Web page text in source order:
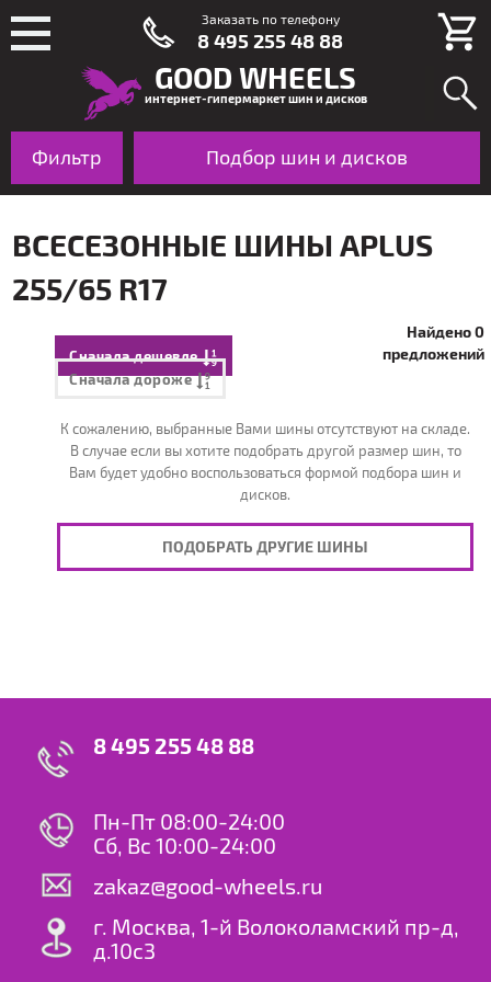
GOOD WHEELS
интернет-гипермаркет шин и дисков
Подбор шин и дисков
Фильтр Шины Диски По авто
ВСЕСЕЗОННЫЕ ШИНЫ APLUS
255/65 R17
Сначала дешевле
Сначала дороже
Найдено 0
предложений
К сожалению, выбранные Вами шины отсутствуют на складе.
В случае если вы хотите подобрать другой размер шин, то
Вам будет удобно воспользоваться формой подбора шин и
дисков.
ПОДОБРАТЬ ДРУГИЕ ШИНЫ
8 495 255 48 88
Пн-Пт 08:00-24:00
Сб, Вс 10:00-24:00
zakaz@good-wheels.ru
г. Москва, 1-й Волоколамский пр-д,
д.10с3
Заказать по телефону
8 495 255 48 88